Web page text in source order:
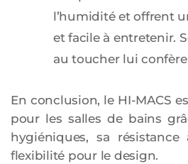
l’humidité et offrent
et facile à entretenir.
au toucher lui
En conclusion, le HI-MACS
pour les salles de bains
hygiéniques, sa
flexibilité pour le design.